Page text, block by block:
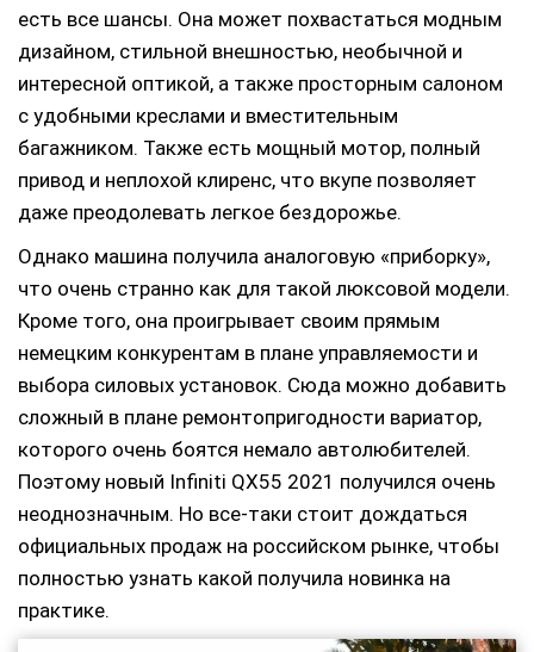
есть все шансы. Она может похвастаться модным
дизайном, стильной внешностью, необычной и
интересной оптикой, а также просторным салоном
с удобными креслами и вместительным
багажником. Также есть мощный мотор, полный
привод и неплохой клиренс, что вкупе позволяет
даже преодолевать легкое бездорожье.
Однако машина получила аналоговую «приборку»,
что очень странно как для такой люксовой модели.
Кроме того, она проигрывает своим прямым
немецким конкурентам в плане управляемости и
выбора силовых установок. Сюда можно добавить
сложный в плане ремонтопригодности вариатор,
которого очень боятся немало автолюбителей.
Поэтому новый Infiniti QX55 2021 получился очень
неоднозначным. Но все-таки стоит дождаться
официальных продаж на российском рынке, чтобы
полностью узнать какой получила новинка на
практике.